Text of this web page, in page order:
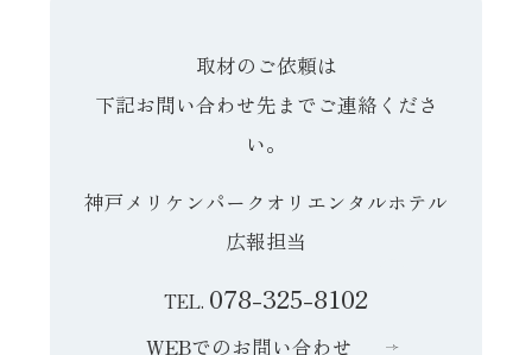
取材のご依頼は
下記お問い合わせ先までご連絡くださ
い。
神戸メリケンパークオリエンタルホテル
広報担当
TEL. 078-325-8102
WEBでのお問い合わせ